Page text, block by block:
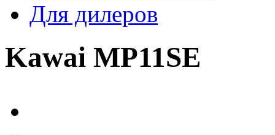
Для дилеров
Kawai MP11SE